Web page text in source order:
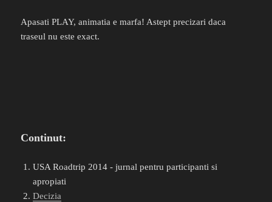
Apasati PLAY, animatia e marfa! Astept precizari daca
traseul nu este exact.
Continut:
USA Roadtrip 2014 - jurnal pentru participanti si
apropiati
Decizia